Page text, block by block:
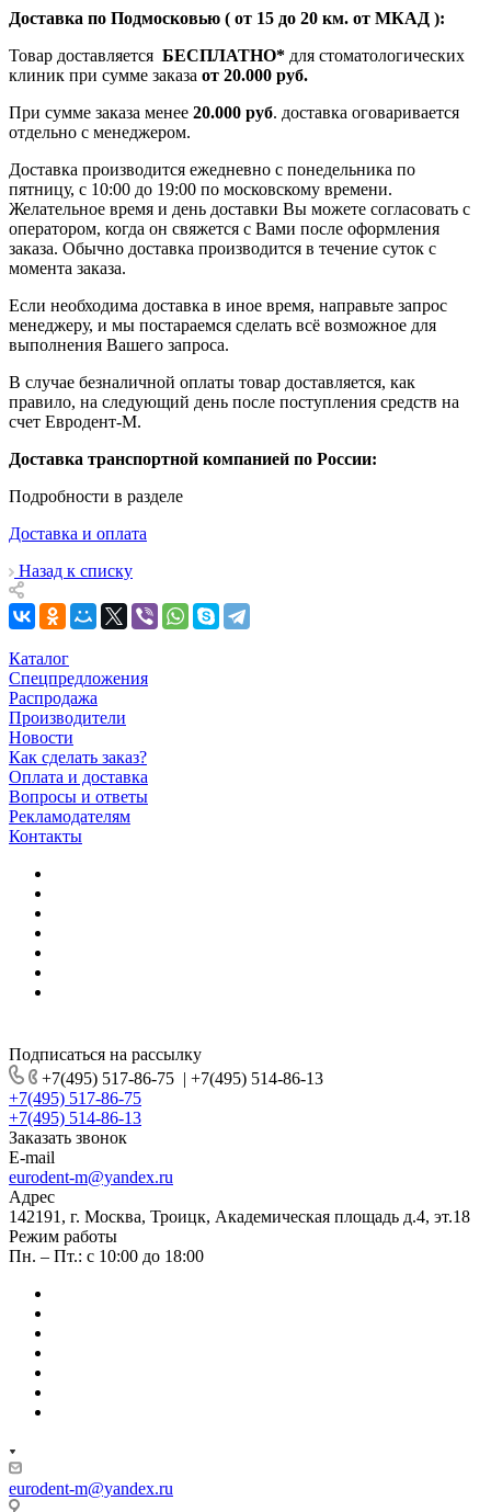
Доставка по Подмосковью ( от 15 до 20 км. от МКАД ):
Товар доставляется БЕСПЛАТНО* для стоматологических
клиник при сумме заказа от 20.000 руб.
При сумме заказа менее 20.000 руб. доставка оговаривается
отдельно с менеджером.
Доставка производится ежедневно с понедельника по
пятницу, с 10:00 до 19:00 по московскому времени.
Желательное время и день доставки Вы можете согласовать с
оператором, когда он свяжется с Вами после оформления
заказа. Обычно доставка производится в течение суток с
момента заказа.
Если необходима доставка в иное время, направьте запрос
менеджеру, и мы постараемся сделать всё возможное для
выполнения Вашего запроса.
В случае безналичной оплаты товар доставляется, как
правило, на следующий день после поступления средств на
счет Евродент-М.
Доставка транспортной компанией по России:
Подробности в разделе
Доставка и оплата
Назад к списку
Каталог
Спецпредложения
Распродажа
Производители
Новости
Как сделать заказ?
Оплата и доставка
Вопросы и ответы
Рекламодателям
Контакты
Подписаться на рассылку
+7(495) 517-86-75 | +7(495) 514-86-13
+7(495) 517-86-75
+7(495) 514-86-13
Заказать звонок
E-mail
eurodent-m@yandex.ru
Адрес
142191, г. Москва, Троицк, Академическая площадь д.4, эт.18
Режим работы
Пн. – Пт.: с 10:00 до 18:00
eurodent-m@yandex.ru